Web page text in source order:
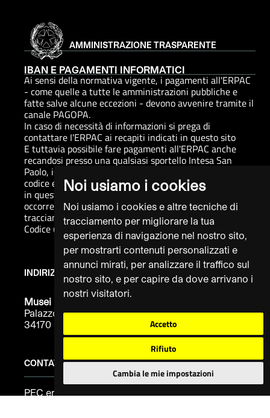
Noi usiamo i cookies
Noi usiamo i cookies e altre tecniche di
tracciamento per migliorare la tua
esperienza di navigazione nel nostro sito,
per mostrarti contenuti personalizzati e
annunci mirati, per analizzare il traffico sul
nostro sito, e per capire da dove arrivano i
nostri visitatori.
Accetto
Rifiuto
Cambia le mie impostazioni
AMMINISTRAZIONE TRASPARENTE
IBAN E PAGAMENTI INFORMATICI
Ai sensi della normativa vigente, i pagamenti all'ERPAC
- come quelle a tutte le amministrazioni pubbliche e
fatte salve alcune eccezioni - devono avvenire tramite il
canale PAGOPA.
In caso di necessità di informazioni si prega di
contattare I'ERPAC ai recapiti indicati in questo sito
E tuttavia possibile fare pagamenti all'ERPAC anche
recandosi presso una qualsiasi sportello Intesa San
Paolo, istituto tesoriere, indicando semplicemente il
codice ente 2913.
in questo caso per pagamenti superiori a 5.000 Euro
occorrera rispettare le disposizioni in materia di
tracciamento.
Codice univoco fatturazione elettronica UFXHON
INDIRIZZO
Musei Provinciali di Gorizia
Palazzo Attems Petzenstein Piazza E. De Amicis, 2
34170
CONTATTI
PEC erpac@certregione.fvg.it